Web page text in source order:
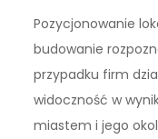
Pozycjonowanie
budowanie
przypadku firm
widoczność w
miastem i jego